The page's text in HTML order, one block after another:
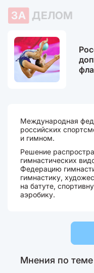
ЗА ДЕЛОМ
Международная
российских
и гимном.
Решение
гимнастических
Федерацию
гимнастику,
на батуте,
аэробику.
Мнения по